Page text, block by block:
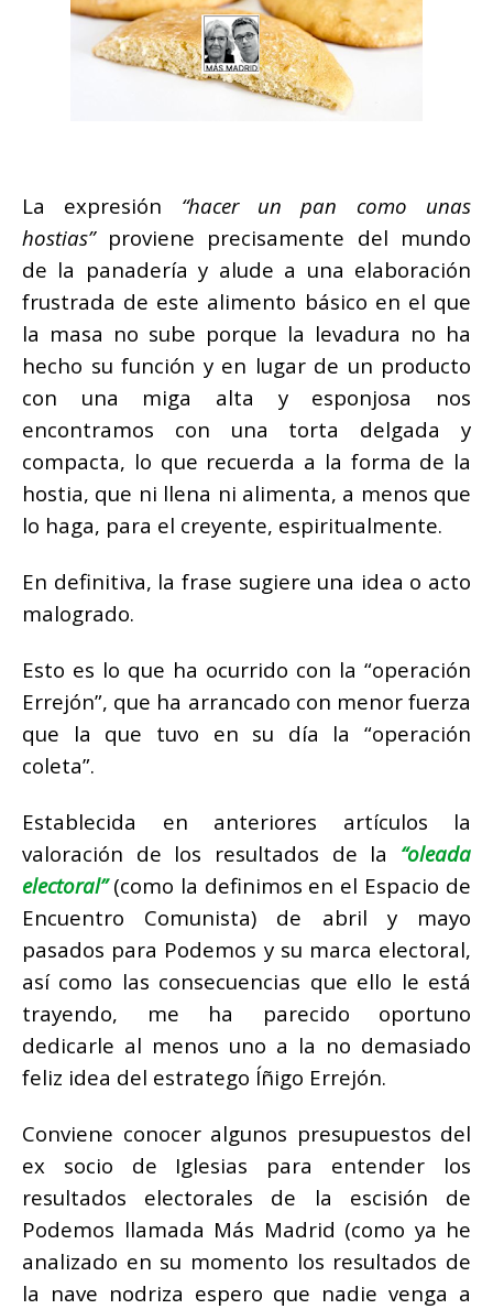
La expresión “hacer un pan como unas
hostias”proviene precisamente del mundo
de la panadería y alude a una elaboración
frustrada de este alimento básico en el que
la masa no sube porque la levadura no ha
hecho su función y en lugar de un producto
con una miga alta y esponjosa nos
encontramos con una torta delgada y
compacta, lo que recuerda a la forma de la
hostia, que ni llena ni alimenta, a menos que
lo haga, para el creyente, espiritualmente.
En definitiva, la frase sugiere una idea o acto
malogrado.
Esto es lo que ha ocurrido con la “operación
Errejón”, que ha arrancado con menor fuerza
que la que tuvo en su día la “operación
coleta”.
Establecida en anteriores artículos la
valoración de los resultados de la “oleada
electoral”(como la definimos en el Espacio de
Encuentro Comunista) de abril y mayo
pasados para Podemos y su marca electoral,
así como las consecuencias que ello le está
trayendo, me ha parecido oportuno
dedicarle al menos uno a la no demasiado
feliz idea del estratego Íñigo Errejón.
Conviene conocer algunos presupuestos del
ex socio de Iglesias para entender los
resultados electorales de la escisión de
Podemos llamada Más Madrid (como ya he
analizado en su momento los resultados de
la nave nodriza espero que nadie venga a